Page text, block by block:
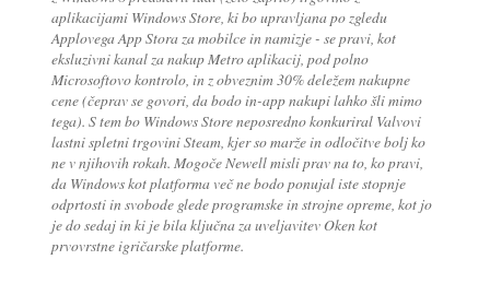
aplikacijami Windows Store, ki bo upravljana po zgledu
Applovega App Stora za mobilce in namizje - se pravi, kot
eksluzivni kanal za nakup Metro aplikacij, pod polno
Microsoftovo kontrolo, in z obveznim 30% deležem nakupne
cene (čeprav se govori, da bodo in-app nakupi lahko šli mimo
tega). S tem bo Windows Store neposredno konkuriral Valvovi
lastni spletni trgovini Steam, kjer so marže in odločitve bolj ko
ne v njihovih rokah. Mogoče Newell misli prav na to, ko pravi,
da Windows kot platforma več ne bodo ponujal iste stopnje
odprtosti in svobode glede programske in strojne opreme, kot jo
je do sedaj in ki je bila ključna za uveljavitev Oken kot
prvovrstne igričarske platforme.